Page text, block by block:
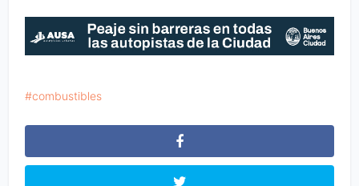
combustibles